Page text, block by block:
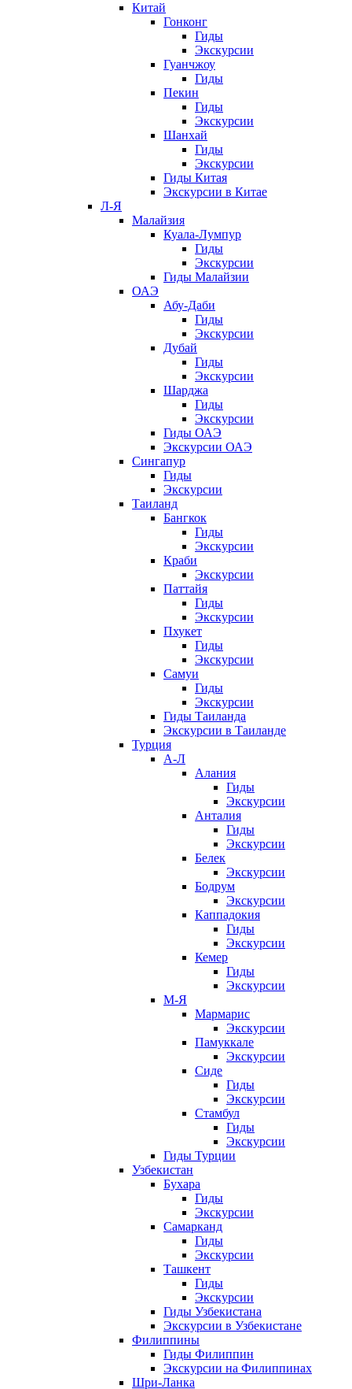
Китай
Гонконг
Гиды
Экскурсии
Гуанчжоу
Гиды
Пекин
Гиды
Экскурсии
Шанхай
Гиды
Экскурсии
Гиды Китая
Экскурсии в Китае
Л-Я
Малайзия
Куала-Лумпур
Гиды
Экскурсии
Гиды Малайзии
ОАЭ
Абу-Даби
Гиды
Экскурсии
Дубай
Гиды
Экскурсии
Шарджа
Гиды
Экскурсии
Гиды ОАЭ
Экскурсии ОАЭ
Сингапур
Гиды
Экскурсии
Таиланд
Бангкок
Гиды
Экскурсии
Краби
Экскурсии
Паттайя
Гиды
Экскурсии
Пхукет
Гиды
Экскурсии
Самуи
Гиды
Экскурсии
Гиды Таиланда
Экскурсии в Таиланде
Турция
А-Л
Алания
Гиды
Экскурсии
Анталия
Гиды
Экскурсии
Белек
Экскурсии
Бодрум
Экскурсии
Каппадокия
Гиды
Экскурсии
Кемер
Гиды
Экскурсии
М-Я
Мармарис
Экскурсии
Памуккале
Экскурсии
Сиде
Гиды
Экскурсии
Стамбул
Гиды
Экскурсии
Гиды Турции
Узбекистан
Бухара
Гиды
Экскурсии
Самарканд
Гиды
Экскурсии
Ташкент
Гиды
Экскурсии
Гиды Узбекистана
Экскурсии в Узбекистане
Филиппины
Гиды Филиппин
Экскурсии на Филиппинах
Шри-Ланка